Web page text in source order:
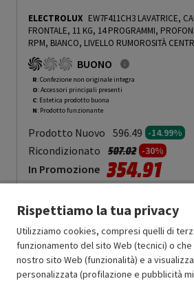
ELECTROLUX EW7F411CH3 LAVATRICE,
FRONTALE, 11 KG, 14 PROGRAMMI,
RPM, BIANCO, LIVELLO RUMOROSITÀ
CLASSE A - PRMG GRADING ROCN - 14.99%
- 14.99%
BUONO
R: Confezione non originale integra
O: Accessori principali presenti
C: Estetica prodotto buona
N: Prodotto funzionante
Prodotto Nuovo 596.49 -14.99%
Ricondizionato Prezzo ridotto da
507.02a-30%
In Promozione 354.91
Aggiungi al
SCONTO
Approfitta dello sconto del 30% sul
Rispettiamo la tua privacy
Utilizziamo cookies, compresi quelli di
funzionamento del sito Web (tecnici) o
nostro sito Web (funzionalità) e a
personalizzata (profilazione e pubblicità